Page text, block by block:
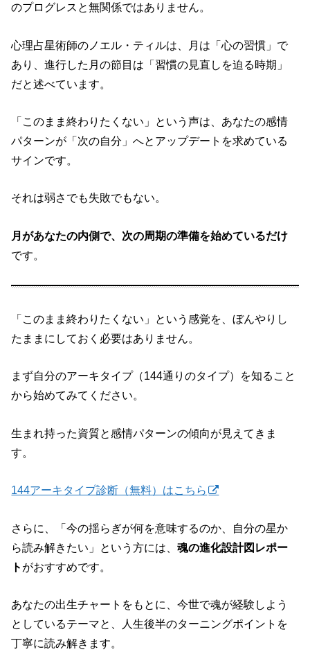
のプログレスと無関係ではありません。
心理占星術師のノエル・ティルは、月は「心の習慣」で
あり、進行した月の節目は「習慣の見直しを迫る時期」
だと述べています。
「このまま終わりたくない」という声は、あなたの感情
パターンが「次の自分」へとアップデートを求めている
サインです。
それは弱さでも失敗でもない。
月があなたの内側で、次の周期の準備を始めているだけ
です。
「このまま終わりたくない」という感覚を、ぼんやりし
たままにしておく必要はありません。
まず自分のアーキタイプ（144通りのタイプ）を知ること
から始めてみてください。
生まれ持った資質と感情パターンの傾向が見えてきま
す。
144アーキタイプ診断（無料）はこちら
さらに、「今の揺らぎが何を意味するのか、自分の星か
ら読み解きたい」という方には、魂の進化設計図レポー
ト がおすすめです。
あなたの出生チャートをもとに、今世で魂が経験しよう
としているテーマと、人生後半のターニングポイントを
丁寧に読み解きます。